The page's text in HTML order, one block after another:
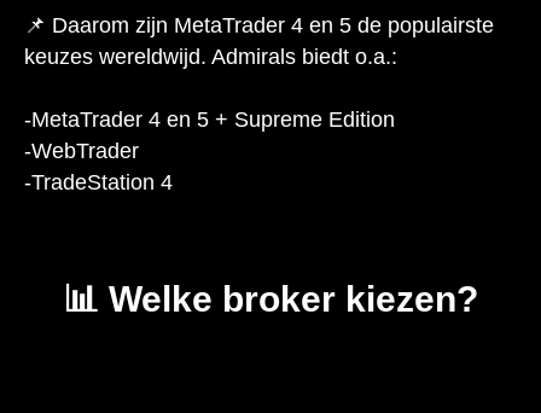
📌 Daarom zijn MetaTrader 4 en 5 de populairste
keuzes wereldwijd. Admirals biedt o.a.:
-MetaTrader 4 en 5 + Supreme Edition
-WebTrader
-TradeStation 4
📊 Welke broker kiezen?